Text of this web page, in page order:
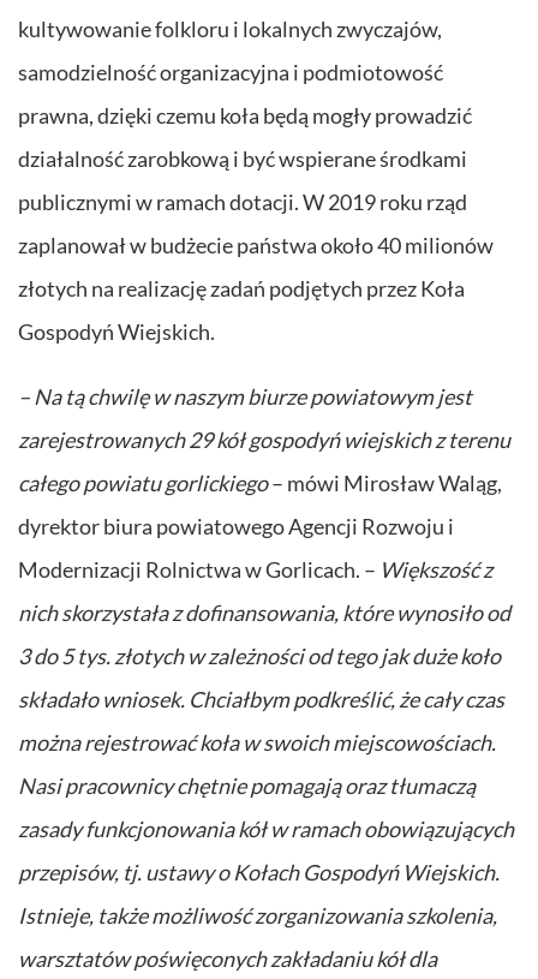
kultywowanie folkloru i lokalnych zwyczajów,
samodzielność organizacyjna i podmiotowość
prawna, dzięki czemu koła będą mogły prowadzić
działalność zarobkową i być wspierane środkami
publicznymi w ramach dotacji. W 2019 roku rząd
zaplanował w budżecie państwa około 40 milionów
złotych na realizację zadań podjętych przez Koła
Gospodyń Wiejskich.
– Na tą chwilę w naszym biurze powiatowym jest
zarejestrowanych 29 kół gospodyń wiejskich z terenu
całego powiatu gorlickiego– mówi Mirosław Waląg,
dyrektor biura powiatowego Agencji Rozwoju i
Modernizacji Rolnictwa w Gorlicach. – Większość z
nich skorzystała z dofinansowania, które wynosiło od
3 do 5 tys. złotych w zależności od tego jak duże koło
składało wniosek. Chciałbym podkreślić, że cały czas
można rejestrować koła w swoich miejscowościach.
Nasi pracownicy chętnie pomagają oraz tłumaczą
zasady funkcjonowania kół w ramach obowiązujących
przepisów, tj. ustawy o Kołach Gospodyń Wiejskich.
Istnieje, także możliwość zorganizowania szkolenia,
warsztatów poświęconych zakładaniu kół dla